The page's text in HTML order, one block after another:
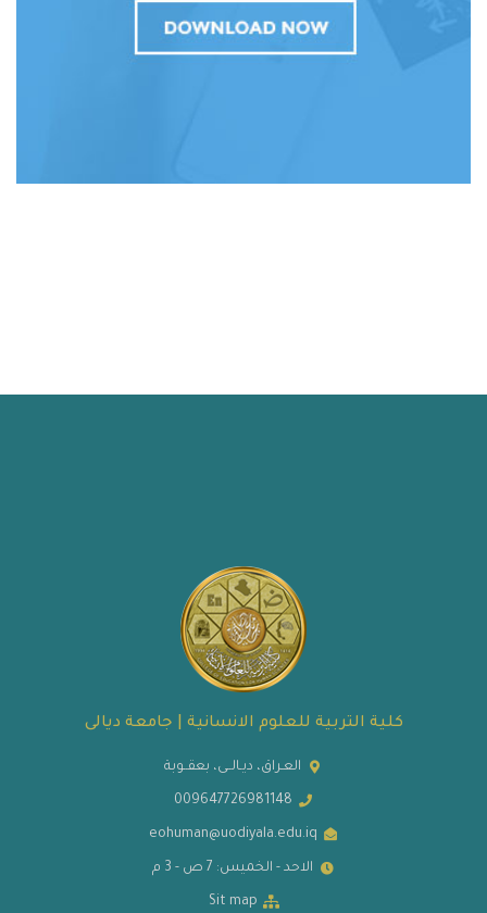
كلية التربية للعلوم الانسانية | جامعة ديالى
العـراق، ديـالــى، بعقــوبة
009647726981148
eohuman@uodiyala.edu.iq
الاحد - الخميس: 7 ص - 3 م
Sit map